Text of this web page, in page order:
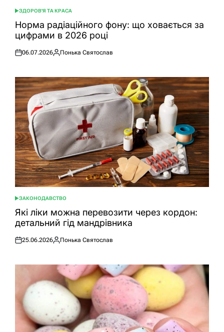
ОПУБЛІКУВАТИ
У
ЗДОРОВ'Я ТА КРАСА
Норма радіаційного фону: що ховається за
цифрами в 2026 році
Оприлюднено
06.07.2026
Опубліковано
Понька Святослав
ОПУБЛІКУВАТИ
У
ЗАКОНОДАВСТВО
Які ліки можна перевозити через кордон:
детальний гід мандрівника
Оприлюднено
25.06.2026
Опубліковано
Понька Святослав